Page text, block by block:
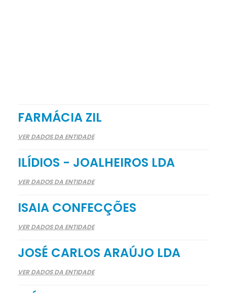
FARMÁCIA ZIL
VER DADOS DA ENTIDADE
ILÍDIOS - JOALHEIROS LDA
VER DADOS DA ENTIDADE
ISAIA CONFECÇÕES
VER DADOS DA ENTIDADE
JOSÉ CARLOS ARAÚJO LDA
VER DADOS DA ENTIDADE